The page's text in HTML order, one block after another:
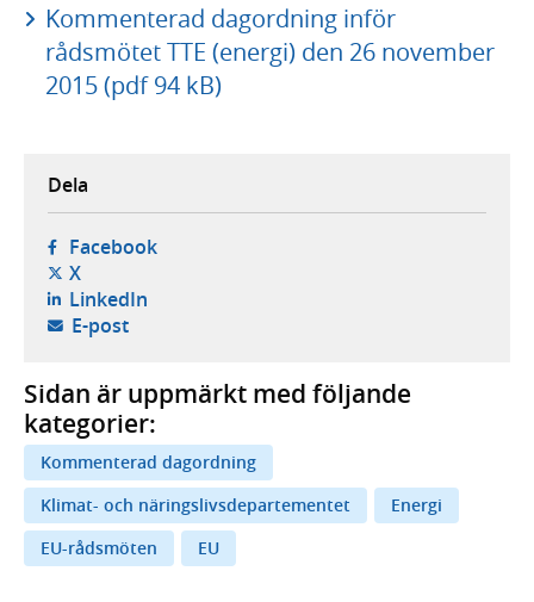
Kommenterad dagordning inför
rådsmötet TTE (energi) den 26 november
2015 (pdf 94 kB)
Dela
Facebook- öppnas i ny flik, extern webbplats,
X- öppnas i ny flik, extern webbplats,
LinkedIn- öppnas i ny flik, extern webbplats,
E-post- öppnar din e-postklient,
Sidan är uppmärkt med följande
kategorier:
Kommenterad dagordning
Klimat- och näringslivsdepartementet
Energi
EU-rådsmöten
EU